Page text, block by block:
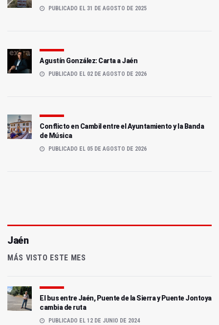
PUBLICADO EL 31 DE AGOSTO DE 2025
Agustín González: Carta a Jaén
PUBLICADO EL 02 DE AGOSTO DE 2026
Conflicto en Cambil entre el Ayuntamiento y la Banda
de Música
PUBLICADO EL 05 DE AGOSTO DE 2026
Jaén
MÁS VISTO ESTE MES
El bus entre Jaén, Puente de la Sierra y Puente Jontoya
cambia de ruta
PUBLICADO EL 12 DE JUNIO DE 2024